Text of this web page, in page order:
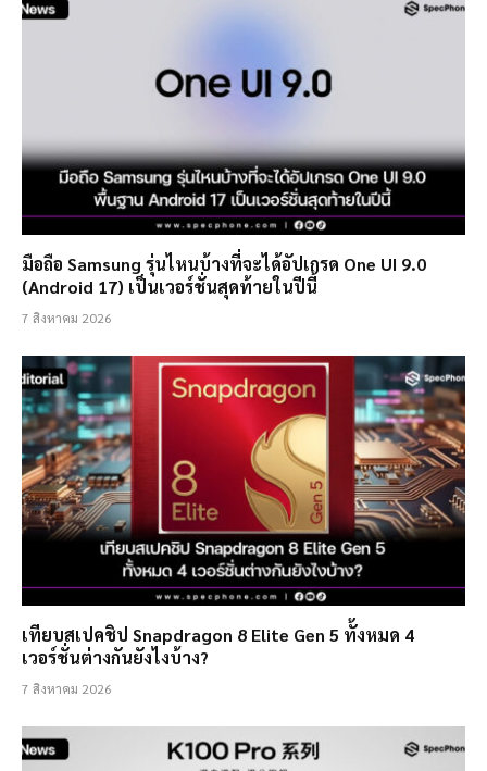
มือถือ Samsung รุ่นไหนบ้างที่จะได้อัปเกรด One UI 9.0
(Android 17) เป็นเวอร์ชั่นสุดท้ายในปีนี้
7 สิงหาคม 2026
เทียบสเปคชิป Snapdragon 8 Elite Gen 5 ทั้งหมด 4
เวอร์ชั่นต่างกันยังไงบ้าง?
7 สิงหาคม 2026